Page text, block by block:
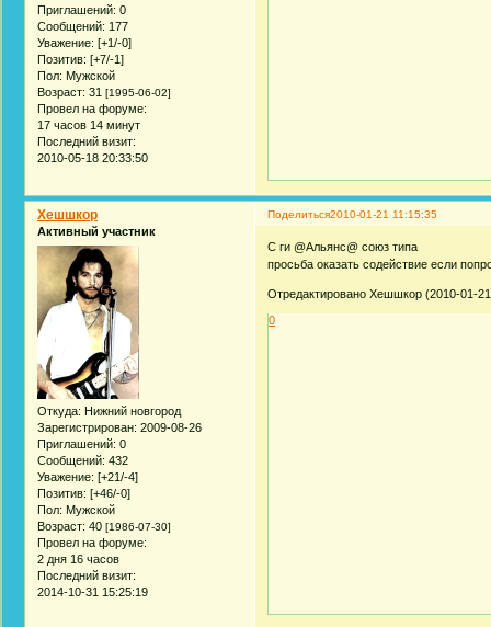
Приглашений: 0
Сообщений: 177
Уважение: [+1/-0]
Позитив: [+7/-1]
Пол: Мужской
Возраст: 31 [1995-06-02]
Провел на форуме:
17 часов 14 минут
Последний визит:
2010-05-18 20:33:50
Поделиться2010-01-21 11:15:35
Хешшкор
Активный участник
Откуда: Нижний новгород
Зарегистрирован: 2009-08-26
Приглашений: 0
Сообщений: 432
Уважение: [+21/-4]
Позитив: [+46/-0]
Пол: Мужской
Возраст: 40 [1986-07-30]
Провел на форуме:
2 дня 16 часов
Последний визит:
2014-10-31 15:25:19
С ги @Альянс@ союз типа
просьба оказать содействие если
Отредактировано Хешшкор (2010-01-
0